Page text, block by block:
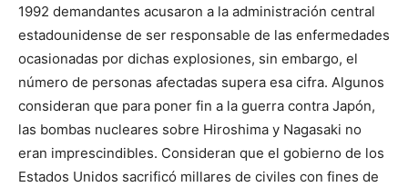
1992 demandantes acusaron a la administración central
estadounidense de ser responsable de las enfermedades
ocasionadas por dichas explosiones, sin embargo, el
número de personas afectadas supera esa cifra. Algunos
consideran que para poner fin a la guerra contra Japón,
las bombas nucleares sobre Hiroshima y Nagasaki no
eran imprescindibles. Consideran que el gobierno de los
Estados Unidos sacrificó millares de civiles con fines de